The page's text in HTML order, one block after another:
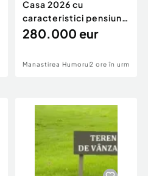
Casa 2026 cu
caracteristici pensiune
280k
280.000 eur
Manastirea Humorului2 ore în urmă